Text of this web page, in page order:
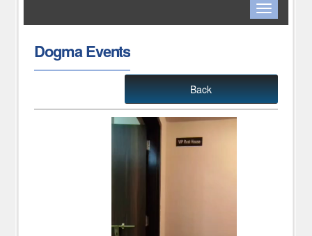
Toggle
navigation
Dogma Events
Back